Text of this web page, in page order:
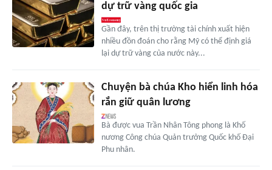
dự trữ vàng quốc gia
Gần đây, trên thị trường tài chính xuất hiện
nhiều đồn đoán cho rằng Mỹ có thể định giá
lại dự trữ vàng của nước này...
Chuyện bà chúa Kho hiển linh hóa
rắn giữ quân lương
Bà được vua Trần Nhân Tông phong là Khố
nương Công chúa Quản trưởng Quốc khố Đại
Phu nhân.